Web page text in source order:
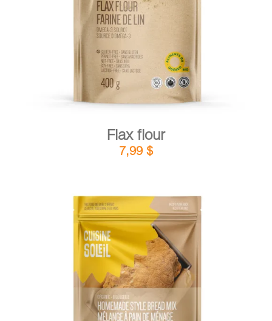
ADD TO CART DETAILS
Flax flour
7,99 $
ADD TO CART DETAILS